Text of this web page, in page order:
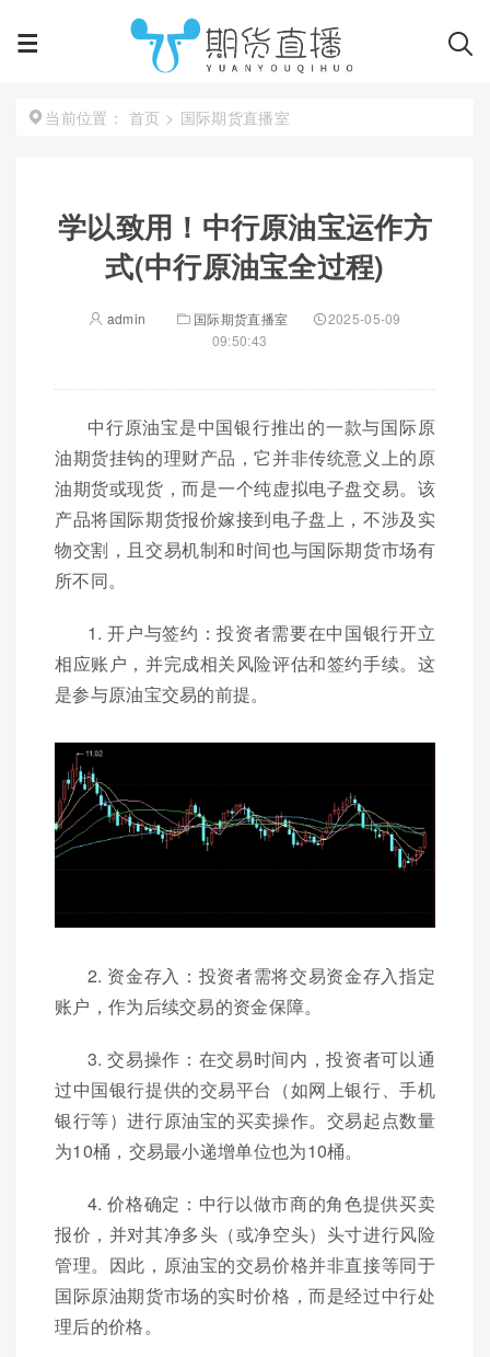
当前位置： 首页 > 国际期货直播室
学以致用！中行原油宝运作方
式(中行原油宝全过程)
admin 国际期货直播室
2025-05-09
09:50:43
中行原油宝是中国银行推出的一款与国际原
油期货挂钩的理财产品，它并非传统意义上的原
油期货或现货，而是一个纯虚拟电子盘交易。该
产品将国际期货报价嫁接到电子盘上，不涉及实
物交割，且交易机制和时间也与国际期货市场有
所不同。
1. 开户与签约：投资者需要在中国银行开立
相应账户，并完成相关风险评估和签约手续。这
是参与原油宝交易的前提。
2. 资金存入：投资者需将交易资金存入指定
账户，作为后续交易的资金保障。
3. 交易操作：在交易时间内，投资者可以通
过中国银行提供的交易平台（如网上银行、手机
银行等）进行原油宝的买卖操作。交易起点数量
为10桶，交易最小递增单位也为10桶。
4. 价格确定：中行以做市商的角色提供买卖
报价，并对其净多头（或净空头）头寸进行风险
管理。因此，原油宝的交易价格并非直接等同于
国际原油期货市场的实时价格，而是经过中行处
理后的价格。